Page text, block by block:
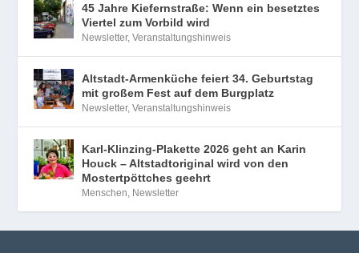
45 Jahre Kiefernstraße: Wenn ein besetztes
Viertel zum Vorbild wird
Newsletter,Veranstaltungshinweis
Altstadt-Armenküche feiert 34. Geburtstag
mit großem Fest auf dem Burgplatz
Newsletter,Veranstaltungshinweis
Karl-Klinzing-Plakette 2026 geht an Karin
Houck – Altstadtoriginal wird von den
Mostertpöttches geehrt
Menschen, Newsletter